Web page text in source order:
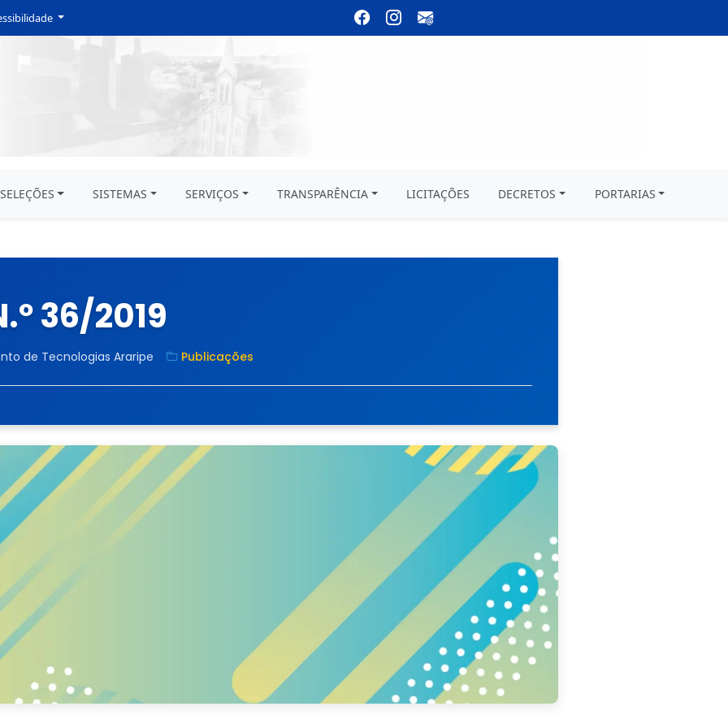
SISTEMAS SERVIÇOS TRANSPARÊNCIA LICITAÇÕES DECRETOS PORTARIAS
36/2019
de Tecnologias Araripe Publicações